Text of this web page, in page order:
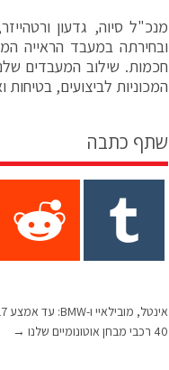
מנכ"ל סיוה, גדעון
ובחירתה במעבד הראייה
חכמות. שילוב המעבדים
המכוניות לביצועים,
שתף כתבה
40 רכבי מבחן אוטונומיים שלנו
→